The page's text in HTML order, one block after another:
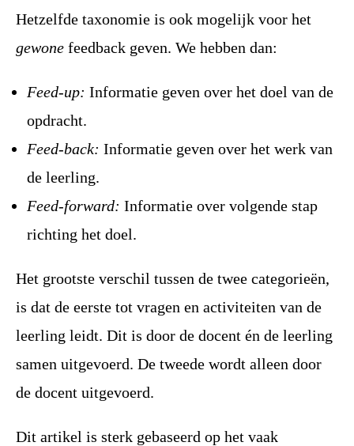
Hetzelfde taxonomie is ook mogelijk voor het
gewone feedback geven. We hebben dan:
Feed-up: Informatie geven over het doel van de
opdracht.
Feed-back: Informatie geven over het werk van
de leerling.
Feed-forward: Informatie over volgende stap
richting het doel.
Het grootste verschil tussen de twee categorieën,
is dat de eerste tot vragen en activiteiten van de
leerling leidt. Dit is door de docent én de leerling
samen uitgevoerd. De tweede wordt alleen door
de docent uitgevoerd.
Dit artikel is sterk gebaseerd op het vaak